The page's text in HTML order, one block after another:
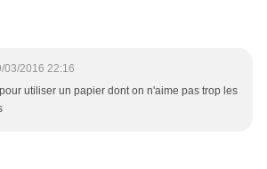
03/2016 22:16
utiliser un papier dont on n'aime pas trop les